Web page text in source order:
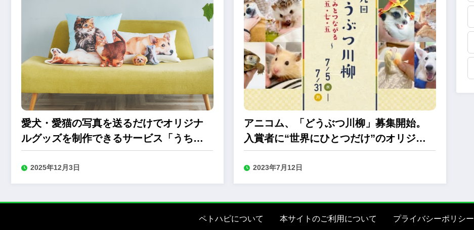
愛犬・愛猫の写真を送るだけでオリジナ
ルグッズを制作できるサービス「うちの
子グッズ」
2025年12月3日
アニコム、「どうぶつ川柳」募集開始。
入賞者に“世界にひとつだけ”のオリジナ
ルグッズをプレゼント
2023年7月12日
ペトハピについて 本サイトのご利用について プライバシーポリシー